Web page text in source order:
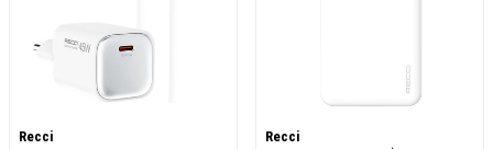
Recci
Recci